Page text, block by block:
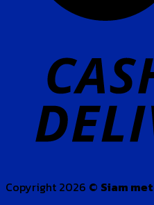
Copyright 2026 © Siam